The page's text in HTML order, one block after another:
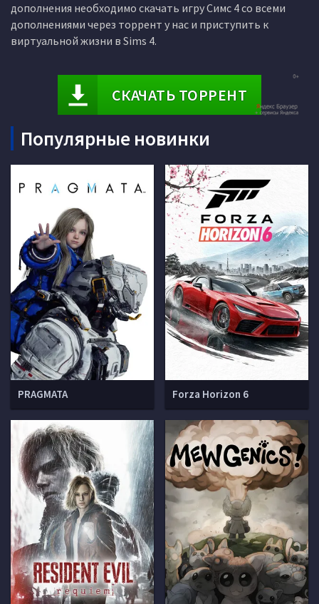
дополнения необходимо скачать игру Симс 4 со всеми
дополнениями через торрент у нас и приступить к
виртуальной жизни в Sims 4.
СКАЧАТЬ ТОРРЕНТ
Популярные новинки
PRAGMATA Forza Horizon 6